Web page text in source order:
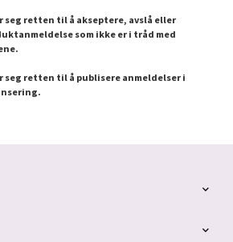
seg retten til å akseptere, avslå eller
som ikke er i tråd med
seg retten til å publisere anmeldelser i